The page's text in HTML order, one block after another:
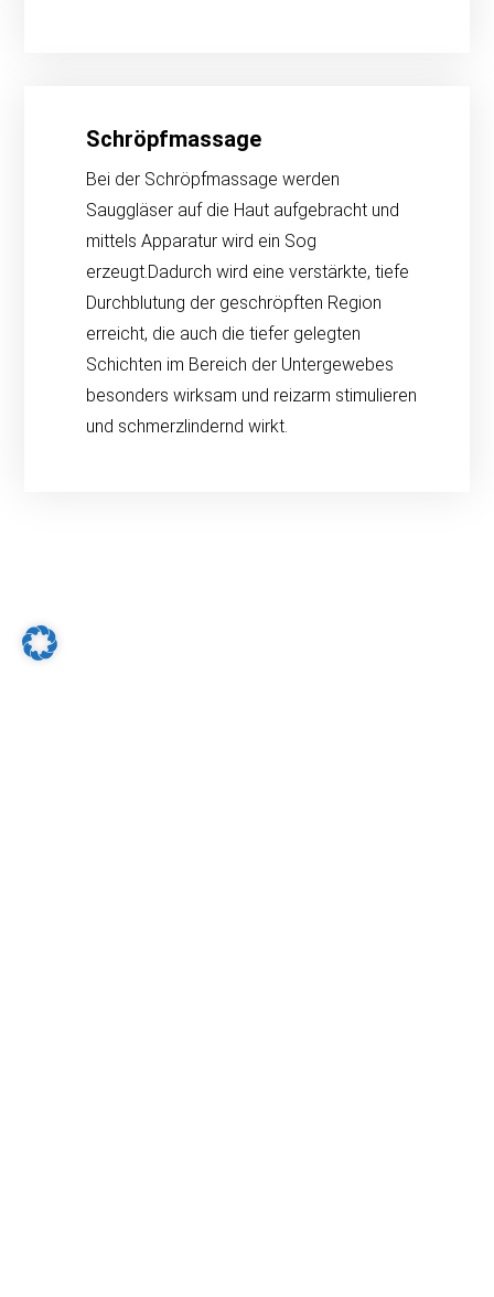
Schröpfmassage
Bei der Schröpfmassage werden
Sauggläser auf die Haut aufgebracht und
mittels Apparatur wird ein Sog
erzeugt.Dadurch wird eine verstärkte, tiefe
Durchblutung der geschröpften Region
erreicht, die auch die tiefer gelegten
Schichten im Bereich der Untergewebes
besonders wirksam und reizarm stimulieren
und schmerzlindernd wirkt.